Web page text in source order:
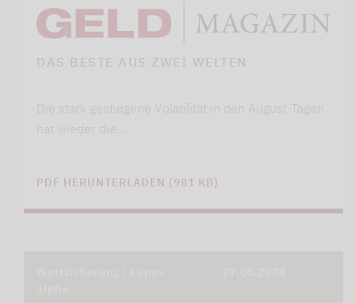
DAS BESTE AUS ZWEI WELTEN
Die stark gestiegene Volatilität in den August-Tagen
hat wieder die…
PDF HERUNTERLADEN (981 KB)